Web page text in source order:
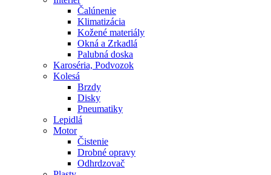
Čalúnenie
Klimatizácia
Kožené materiály
Okná a Zrkadlá
Palubná doska
Karoséria, Podvozok
Kolesá
Brzdy
Disky
Pneumatiky
Lepidlá
Motor
Čistenie
Drobné opravy
Odhrdzovač